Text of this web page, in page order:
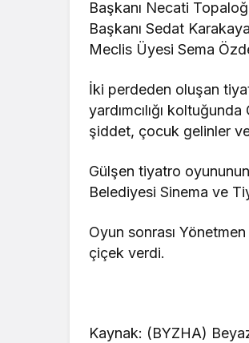
Başkanı Necati
Başkanı Sedat
Meclis Üyesi Sema
İki perdeden oluşan
yardımcılığı
şiddet, çocuk gelinler
Gülşen tiyatro
Belediyesi Sinema ve
Oyun sonrası
çiçek verdi.
Kaynak: (BYZHA)